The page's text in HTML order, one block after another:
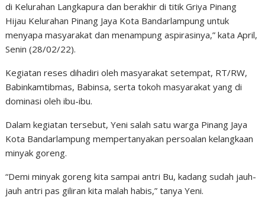
di Kelurahan Langkapura dan berakhir di titik Griya Pinang
Hijau Kelurahan Pinang Jaya Kota Bandarlampung untuk
menyapa masyarakat dan menampung aspirasinya,” kata April,
Senin (28/02/22).
Kegiatan reses dihadiri oleh masyarakat setempat, RT/RW,
Babinkamtibmas, Babinsa, serta tokoh masyarakat yang di
dominasi oleh ibu-ibu.
Dalam kegiatan tersebut, Yeni salah satu warga Pinang Jaya
Kota Bandarlampung mempertanyakan persoalan kelangkaan
minyak goreng.
“Demi minyak goreng kita sampai antri Bu, kadang sudah jauh-
jauh antri pas giliran kita malah habis,” tanya Yeni.